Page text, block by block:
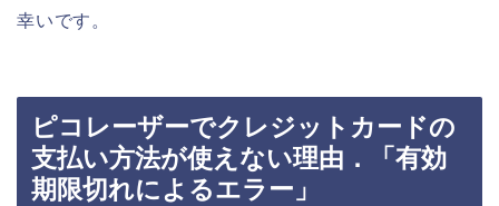
幸いです。
ピコレーザーでクレジットカードの
支払い方法が使えない理由．「有効
期限切れによるエラー」